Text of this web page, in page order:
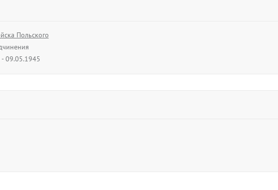
Польского
09.05.1945